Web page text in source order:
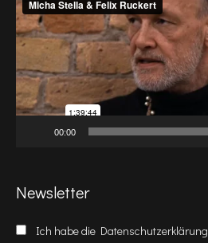
00:00
Newsletter
Ich habe die Datenschutzerklärung